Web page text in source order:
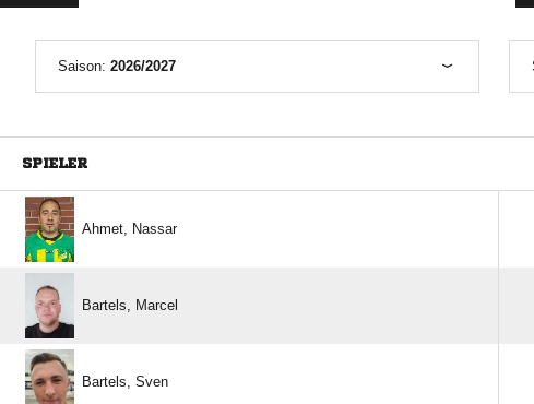
Saison: 2026/2027
SPIELER
 
 
 